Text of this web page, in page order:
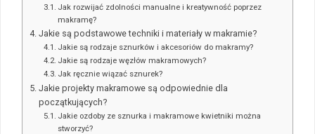
Jak rozwijać zdolności manualne i kreatywność poprzez
makramę?
Jakie są podstawowe techniki i materiały w makramie?
Jakie są rodzaje sznurków i akcesoriów do makramy?
Jakie są rodzaje węzłów makramowych?
Jak ręcznie wiązać sznurek?
Jakie projekty makramowe są odpowiednie dla
początkujących?
Jakie ozdoby ze sznurka i makramowe kwietniki można
stworzyć?